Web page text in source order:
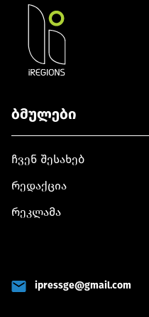
ბმულები
ჩვენ შესახებ
რედაქცია
რეკლამა
ipressge@gmail.com